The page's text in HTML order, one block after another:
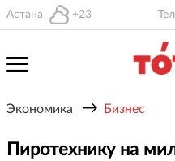
Астана +23
Экономика → Бизнес
Пиротехнику на